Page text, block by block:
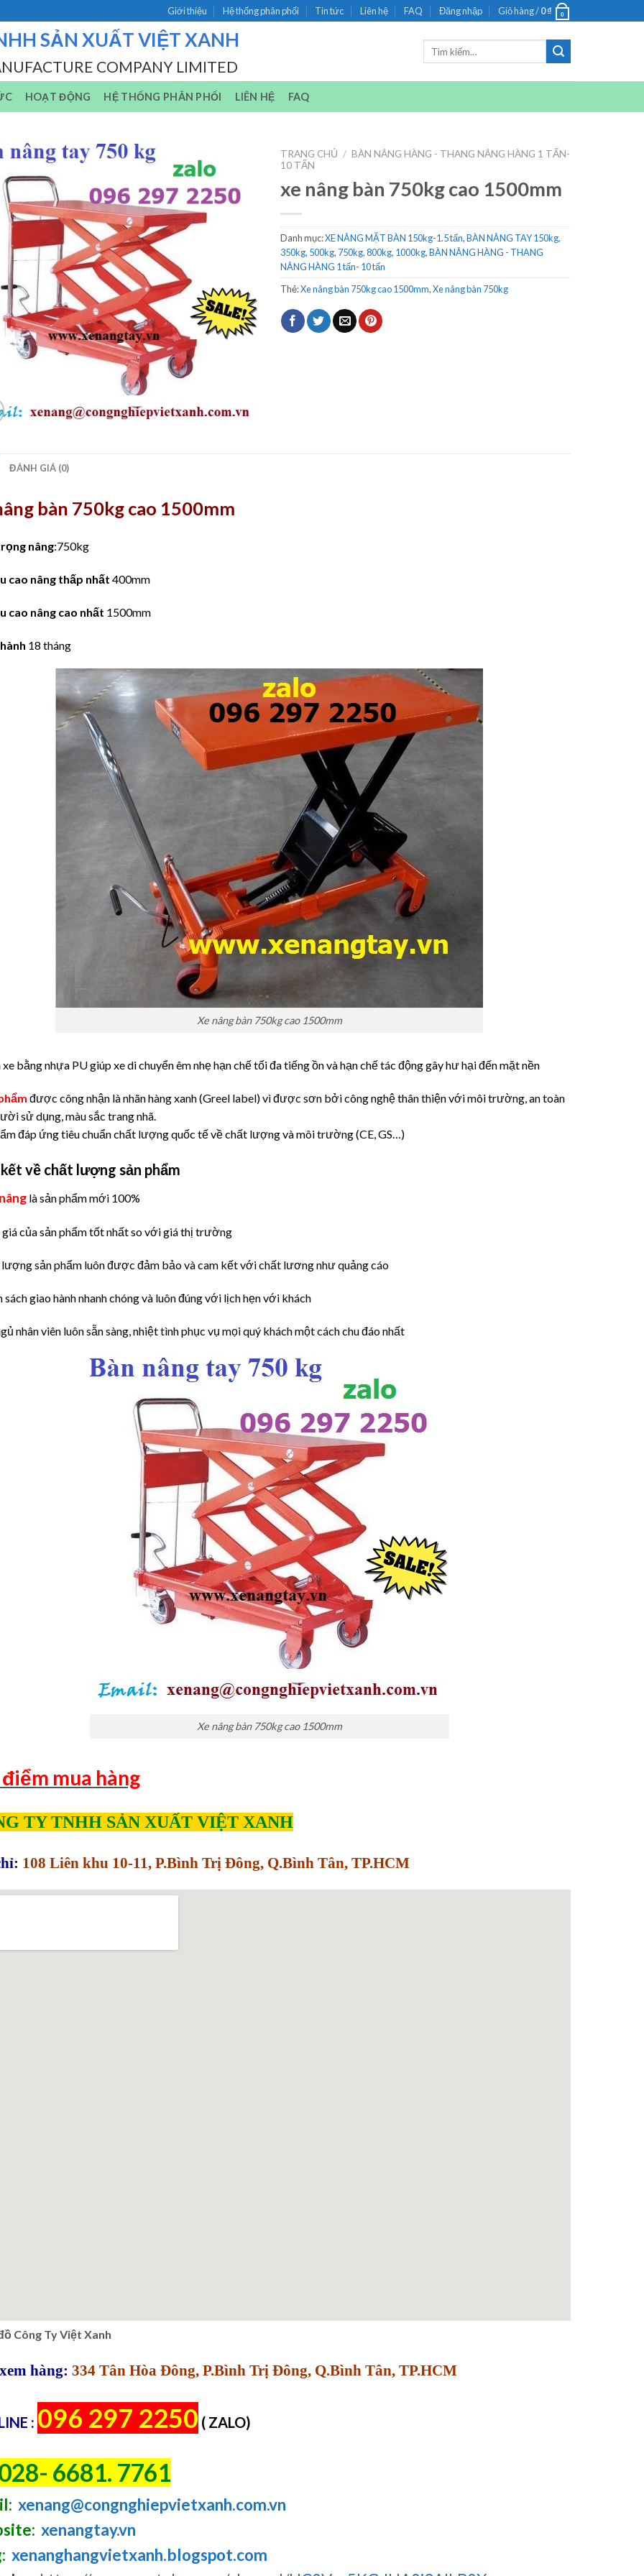
Giới thiệu Hệ thống phân phối Tin tức Liên hệ FAQ Đăng nhập Giỏ hàng /0₫ 0
SẢN XUẤT VIỆT XANH
COMPANY LIMITED
HOẠT ĐỘNG HỆ THỐNG PHÂN PHỐI LIÊN HỆ FAQ
TRANG CHỦ / BÀN NÂNG HÀNG - THANG NÂNG HÀNG 1 TẤN-
10 TẤN
xe nâng bàn 750kg cao 1500mm
Danh mục:XE NÂNG MẶT BÀN 150kg-1.5 tấn,BÀN NÂNG TAY 150kg,
350kg, 500kg, 750kg, 800kg, 1000kg,BÀN NÂNG HÀNG - THANG
NÂNG HÀNG 1 tấn- 10 tấn
Thẻ:Xe nâng bàn 750kg cao 1500mm,Xe nâng bàn 750kg
ĐÁNH GIÁ (0)
bàn 750kg cao 1500mm
nâng:750kg
cao nâng thấp nhất 400mm
cao nâng cao nhất 1500mm
18 tháng
Xe nâng bàn 750kg cao 1500mm
xe bằng nhựa PU giúp xe di chuyển êm nhẹ hạn chế tối đa tiếng ồn và hạn chế tác động gây hư hại đến mặt nền
được công nhận là nhãn hàng xanh (Greel label) vì được sơn bởi công nghệ thân thiện với môi trường, an toàn
sử dụng, màu sắc trang nhã.
đáp ứng tiêu chuẩn chất lượng quốc tế về chất lượng và môi trường (CE, GS…)
về chất lượng sản phẩm
là sản phẩm mới 100%
của sản phẩm tốt nhất so với giá thị trường
sản phẩm luôn được đảm bảo và cam kết với chất lương như quảng cáo
sách giao hành nhanh chóng và luôn đúng với lịch hẹn với khách
nhân viên luôn sẵn sàng, nhiệt tình phục vụ mọi quý khách một cách chu đáo nhất
Xe nâng bàn 750kg cao 1500mm
mua hàng
TY TNHH SẢN XUẤT VIỆT XANH
108 Liên khu 10-11, P.Bình Trị Đông, Q.Bình Tân, TP.HCM
Công Ty Việt Xanh
hàng: 334 Tân Hòa Đông, P.Bình Trị Đông, Q.Bình Tân, TP.HCM
: 096 297 2250 ( ZALO)
6681. 7761
xenang@congnghiepvietxanh.com.vn
xenangtay.vn
xenanghangvietxanh.blogspot.com